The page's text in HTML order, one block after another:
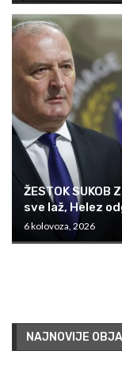
ŽESTOK SUKOB
sve laž, Helez
6 kolovoza, 2026
NAJNOVIJE